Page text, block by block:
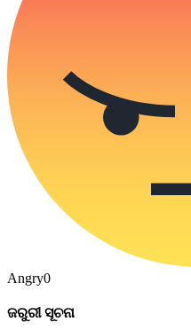
Angry0
ଜରୁରୀ ସୂଚନା